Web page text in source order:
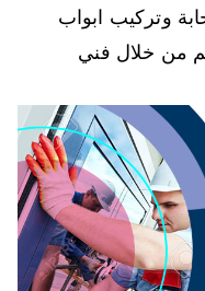
وتركيب ابواب
من خلال فني